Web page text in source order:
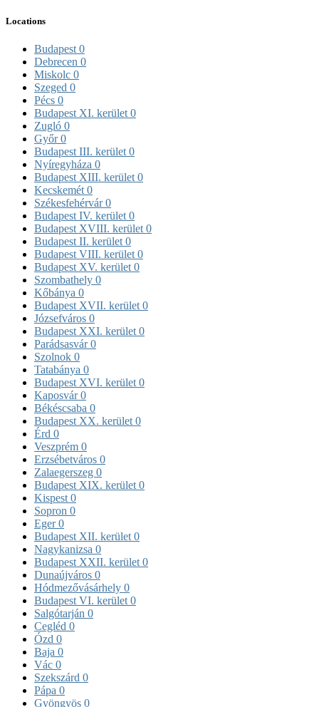
Locations
Budapest 0
Debrecen 0
Miskolc 0
Szeged 0
Pécs 0
Budapest XI. kerület 0
Zugló 0
Győr0
Budapest III. kerület 0
Nyíregyháza 0
Budapest XIII. kerület 0
Kecskemét 0
Székesfehérvár0
Budapest IV. kerület 0
Budapest XVIII. kerület 0
Budapest II. kerület 0
Budapest VIII. kerület 0
Budapest XV. kerület 0
Szombathely 0
Kőbánya 0
Budapest XVII. kerület 0
Józsefváros 0
Budapest XXI. kerület 0
Parádsasvár0
Szolnok 0
Tatabánya 0
Budapest XVI. kerület 0
Kaposvár0
Békéscsaba 0
Budapest XX. kerület 0
Érd 0
Veszprém 0
Erzsébetváros 0
Zalaegerszeg 0
Budapest XIX. kerület 0
Kispest 0
Sopron 0
Eger0
Budapest XII. kerület 0
Nagykanizsa 0
Budapest XXII. kerület 0
Dunaújváros 0
Hódmezővásárhely 0
Budapest VI. kerület 0
Salgótarján 0
Cegléd 0
Ózd 0
Baja 0
Vác 0
Szekszárd 0
Pápa 0
Gyöngyös 0